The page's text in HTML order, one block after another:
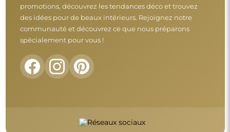
promotions, découvrez les tendances déco et trouvez
des idées pour de beaux intérieurs. Rejoignez notre
communauté et découvrez ce que nous préparons
spécialement pour vous !